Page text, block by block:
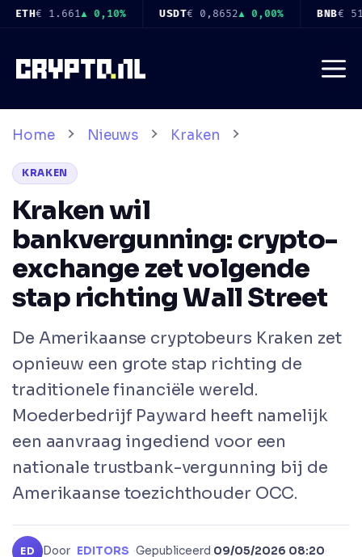
Ga
inhoud
▲ 0,00% BNB € 519▲ 1,30% USDC€ 0,8655▲
Home Nieuws Kraken
KRAKEN
Kraken wil
bankvergunning: crypto-
exchange zet volgende
stap richting Wall Street
De Amerikaanse cryptobeurs Kraken zet
opnieuw een grote stap richting de
traditionele financiële wereld.
Moederbedrijf Payward heeft namelijk
een aanvraag ingediend voor een
nationale trustbank-vergunning bij de
Amerikaanse toezichthouder OCC.
ED Door EDITORS ·Gepubliceerd 09/05/2026 08:20·